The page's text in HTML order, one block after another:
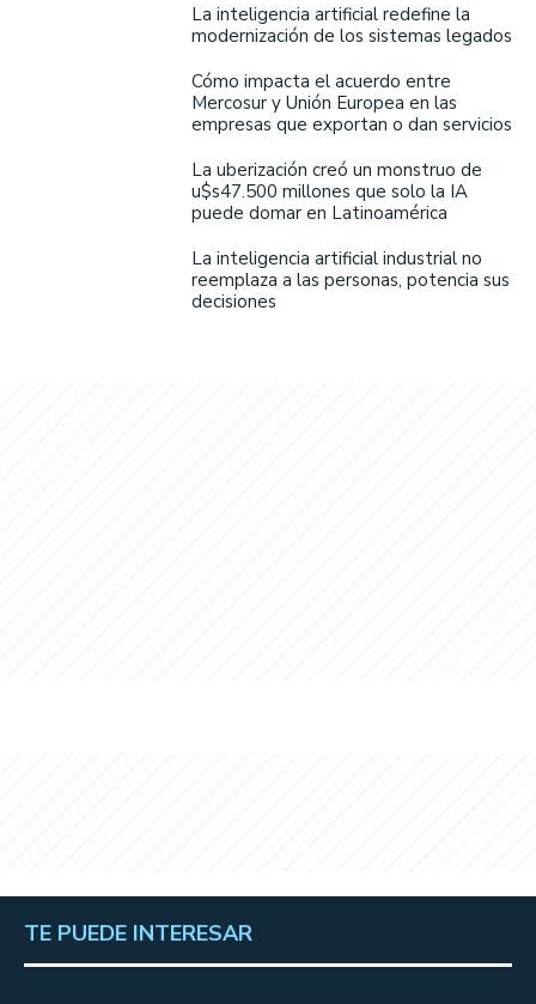
La inteligencia artificial redefine la
modernización de los sistemas legados
Cómo impacta el acuerdo entre
Mercosur y Unión Europea en las
empresas que exportan o dan servicios
La uberización creó un monstruo de
u$s47.500 millones que solo la IA
puede domar en Latinoamérica
La inteligencia artificial industrial no
reemplaza a las personas, potencia sus
decisiones
TE PUEDE INTERESAR